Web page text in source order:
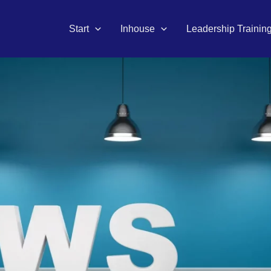
Start Inhouse Leadership Training